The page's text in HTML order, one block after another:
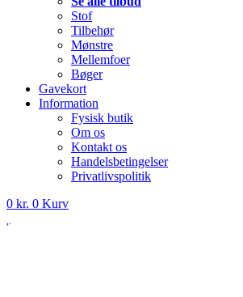
Stof
Tilbehør
Mønstre
Mellemfoer
Bøger
Gavekort
Information
Fysisk butik
Om os
Kontakt os
Handelsbetingelser
Privatlivspolitik
0 kr. 0 Kurv